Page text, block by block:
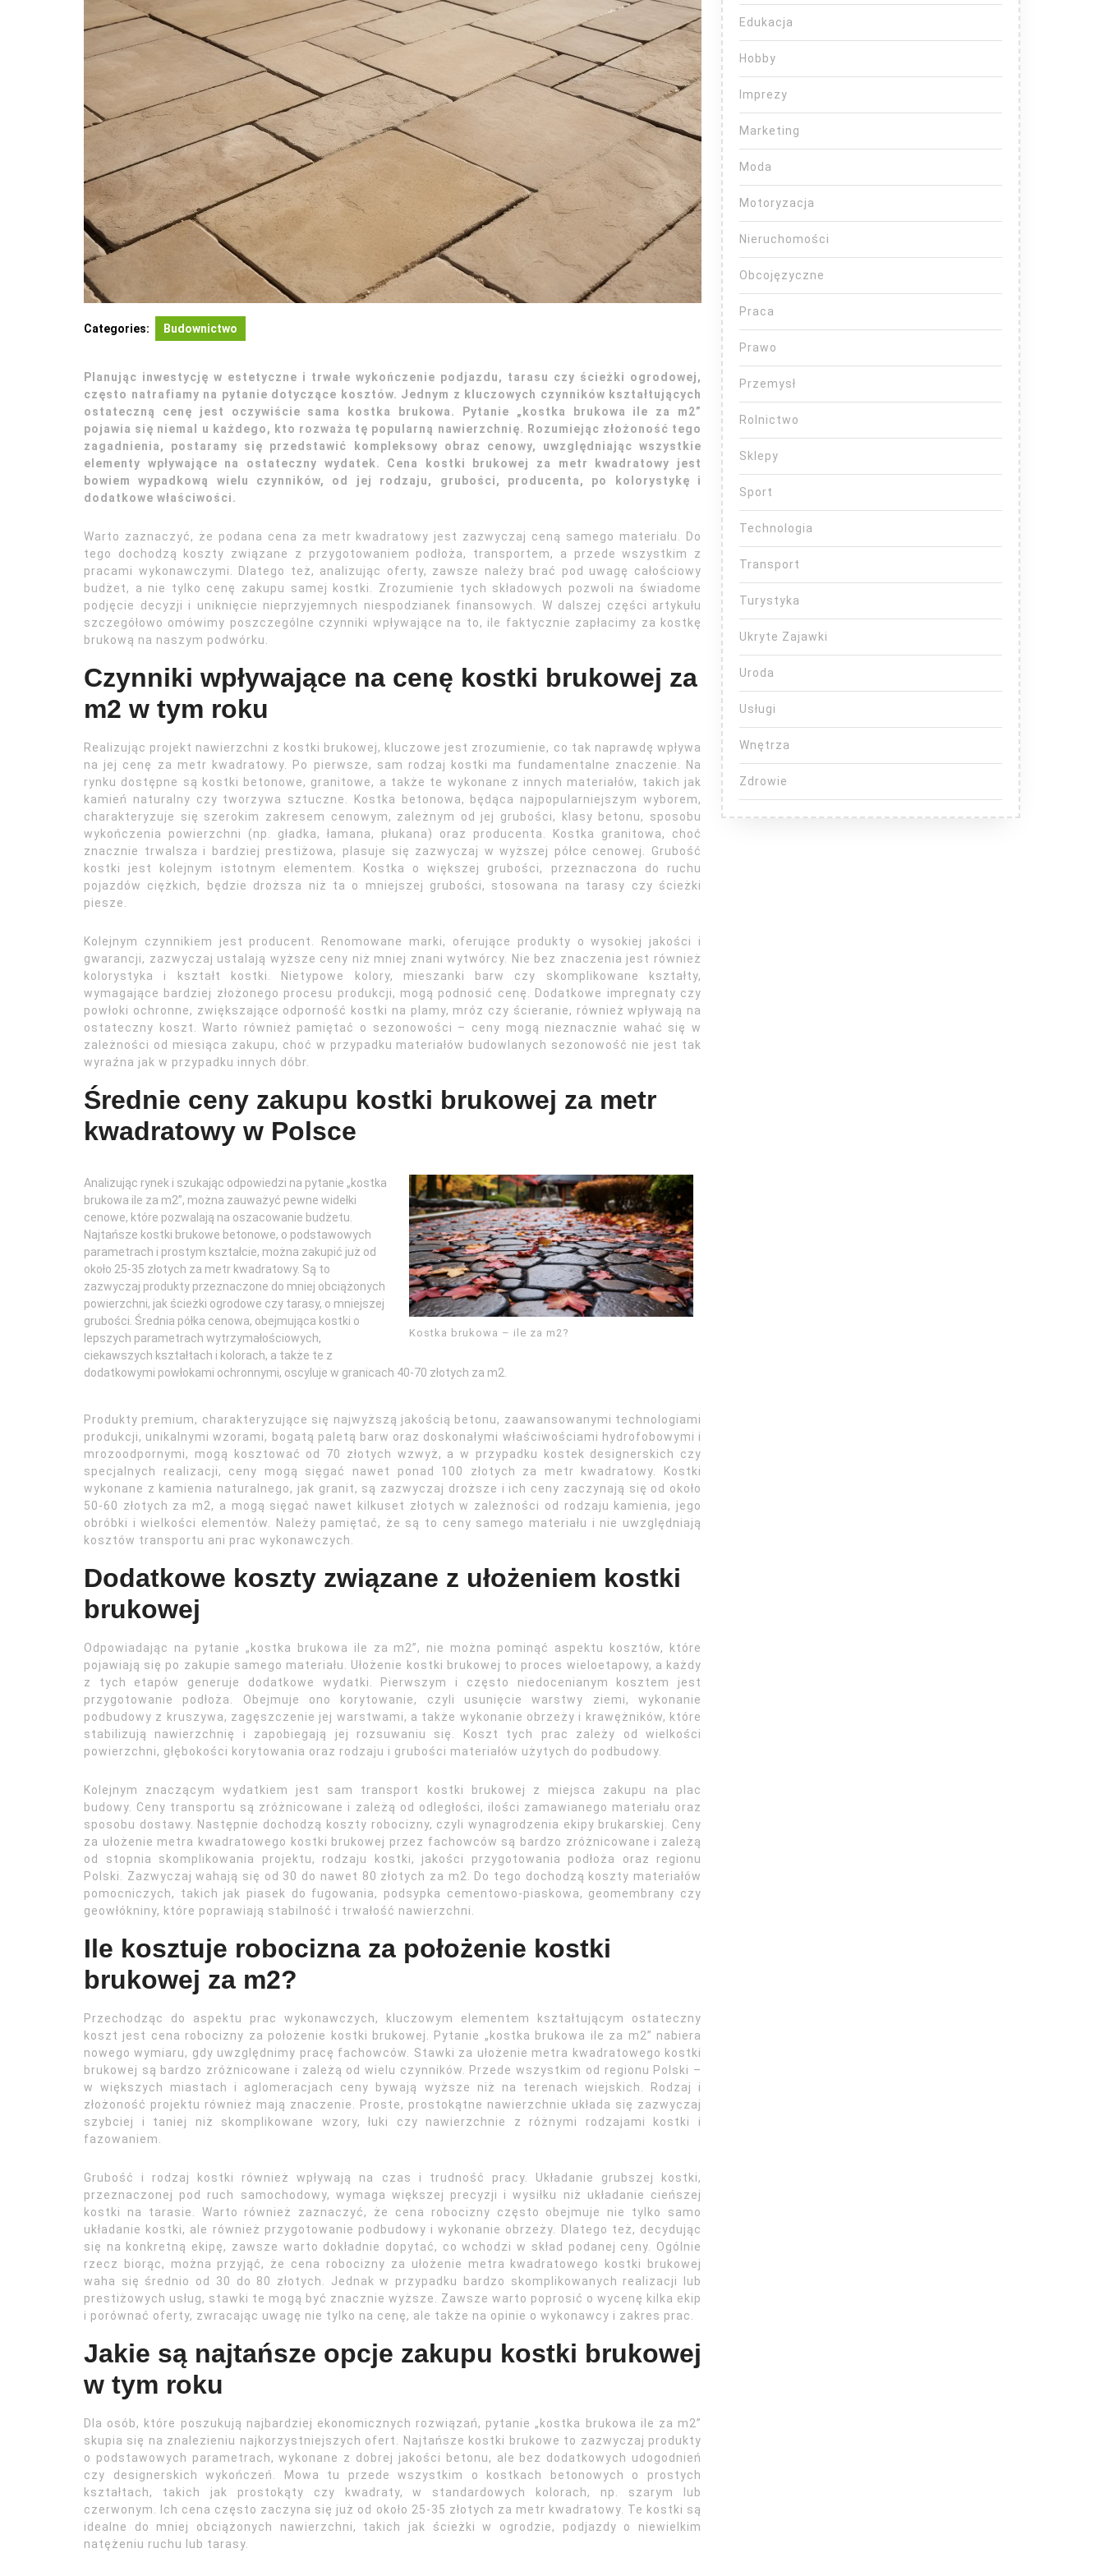
Categories: Budownictwo
Planując inwestycję w estetyczne i trwałe wykończenie podjazdu, tarasu czy ścieżki ogrodowej,
często natrafiamy na pytanie dotyczące kosztów. Jednym z kluczowych czynników kształtujących
ostateczną cenę jest oczywiście sama kostka brukowa. Pytanie „kostka brukowa ile za m2”
pojawia się niemal u każdego, kto rozważa tę popularną nawierzchnię. Rozumiejąc złożoność tego
zagadnienia, postaramy się przedstawić kompleksowy obraz cenowy, uwzględniając wszystkie
elementy wpływające na ostateczny wydatek. Cena kostki brukowej za metr kwadratowy jest
bowiem wypadkową wielu czynników, od jej rodzaju, grubości, producenta, po kolorystykę i
dodatkowe właściwości.
Warto zaznaczyć, że podana cena za metr kwadratowy jest zazwyczaj ceną samego materiału. Do
tego dochodzą koszty związane z przygotowaniem podłoża, transportem, a przede wszystkim z
pracami wykonawczymi. Dlatego też, analizując oferty, zawsze należy brać pod uwagę całościowy
budżet, a nie tylko cenę zakupu samej kostki. Zrozumienie tych składowych pozwoli na świadome
podjęcie decyzji i uniknięcie nieprzyjemnych niespodzianek finansowych. W dalszej części artykułu
szczegółowo omówimy poszczególne czynniki wpływające na to, ile faktycznie zapłacimy za kostkę
brukową na naszym podwórku.
Czynniki wpływające na cenę kostki brukowej za
m2 w tym roku
Realizując projekt nawierzchni z kostki brukowej, kluczowe jest zrozumienie, co tak naprawdę wpływa
na jej cenę za metr kwadratowy. Po pierwsze, sam rodzaj kostki ma fundamentalne znaczenie. Na
rynku dostępne są kostki betonowe, granitowe, a także te wykonane z innych materiałów, takich jak
kamień naturalny czy tworzywa sztuczne. Kostka betonowa, będąca najpopularniejszym wyborem,
charakteryzuje się szerokim zakresem cenowym, zależnym od jej grubości, klasy betonu, sposobu
wykończenia powierzchni (np. gładka, łamana, płukana) oraz producenta. Kostka granitowa, choć
znacznie trwalsza i bardziej prestiżowa, plasuje się zazwyczaj w wyższej półce cenowej. Grubość
kostki jest kolejnym istotnym elementem. Kostka o większej grubości, przeznaczona do ruchu
pojazdów ciężkich, będzie droższa niż ta o mniejszej grubości, stosowana na tarasy czy ścieżki
piesze.
Kolejnym czynnikiem jest producent. Renomowane marki, oferujące produkty o wysokiej jakości i
gwarancji, zazwyczaj ustalają wyższe ceny niż mniej znani wytwórcy. Nie bez znaczenia jest również
kolorystyka i kształt kostki. Nietypowe kolory, mieszanki barw czy skomplikowane kształty,
wymagające bardziej złożonego procesu produkcji, mogą podnosić cenę. Dodatkowe impregnaty czy
powłoki ochronne, zwiększające odporność kostki na plamy, mróz czy ścieranie, również wpływają na
ostateczny koszt. Warto również pamiętać o sezonowości – ceny mogą nieznacznie wahać się w
zależności od miesiąca zakupu, choć w przypadku materiałów budowlanych sezonowość nie jest tak
wyraźna jak w przypadku innych dóbr.
Średnie ceny zakupu kostki brukowej za metr
kwadratowy w Polsce
Kostka brukowa – ile za m2?
Analizując rynek i szukając odpowiedzi na pytanie „kostka
brukowa ile za m2”, można zauważyć pewne widełki
cenowe, które pozwalają na oszacowanie budżetu.
Najtańsze kostki brukowe betonowe, o podstawowych
parametrach i prostym kształcie, można zakupić już od
około 25-35 złotych za metr kwadratowy. Są to
zazwyczaj produkty przeznaczone do mniej obciążonych
powierzchni, jak ścieżki ogrodowe czy tarasy, o mniejszej
grubości. Średnia półka cenowa, obejmująca kostki o
lepszych parametrach wytrzymałościowych,
ciekawszych kształtach i kolorach, a także te z
dodatkowymi powłokami ochronnymi, oscyluje w granicach 40-70 złotych za m2.
Produkty premium, charakteryzujące się najwyższą jakością betonu, zaawansowanymi technologiami
produkcji, unikalnymi wzorami, bogatą paletą barw oraz doskonałymi właściwościami hydrofobowymi i
mrozoodpornymi, mogą kosztować od 70 złotych wzwyż, a w przypadku kostek designerskich czy
specjalnych realizacji, ceny mogą sięgać nawet ponad 100 złotych za metr kwadratowy. Kostki
wykonane z kamienia naturalnego, jak granit, są zazwyczaj droższe i ich ceny zaczynają się od około
50-60 złotych za m2, a mogą sięgać nawet kilkuset złotych w zależności od rodzaju kamienia, jego
obróbki i wielkości elementów. Należy pamiętać, że są to ceny samego materiału i nie uwzględniają
kosztów transportu ani prac wykonawczych.
Dodatkowe koszty związane z ułożeniem kostki
brukowej
Odpowiadając na pytanie „kostka brukowa ile za m2”, nie można pominąć aspektu kosztów, które
pojawiają się po zakupie samego materiału. Ułożenie kostki brukowej to proces wieloetapowy, a każdy
z tych etapów generuje dodatkowe wydatki. Pierwszym i często niedocenianym kosztem jest
przygotowanie podłoża. Obejmuje ono korytowanie, czyli usunięcie warstwy ziemi, wykonanie
podbudowy z kruszywa, zagęszczenie jej warstwami, a także wykonanie obrzeży i krawężników, które
stabilizują nawierzchnię i zapobiegają jej rozsuwaniu się. Koszt tych prac zależy od wielkości
powierzchni, głębokości korytowania oraz rodzaju i grubości materiałów użytych do podbudowy.
Kolejnym znaczącym wydatkiem jest sam transport kostki brukowej z miejsca zakupu na plac
budowy. Ceny transportu są zróżnicowane i zależą od odległości, ilości zamawianego materiału oraz
sposobu dostawy. Następnie dochodzą koszty robocizny, czyli wynagrodzenia ekipy brukarskiej. Ceny
za ułożenie metra kwadratowego kostki brukowej przez fachowców są bardzo zróżnicowane i zależą
od stopnia skomplikowania projektu, rodzaju kostki, jakości przygotowania podłoża oraz regionu
Polski. Zazwyczaj wahają się od 30 do nawet 80 złotych za m2. Do tego dochodzą koszty materiałów
pomocniczych, takich jak piasek do fugowania, podsypka cementowo-piaskowa, geomembrany czy
geowłókniny, które poprawiają stabilność i trwałość nawierzchni.
Ile kosztuje robocizna za położenie kostki
brukowej za m2?
Przechodząc do aspektu prac wykonawczych, kluczowym elementem kształtującym ostateczny
koszt jest cena robocizny za położenie kostki brukowej. Pytanie „kostka brukowa ile za m2” nabiera
nowego wymiaru, gdy uwzględnimy pracę fachowców. Stawki za ułożenie metra kwadratowego kostki
brukowej są bardzo zróżnicowane i zależą od wielu czynników. Przede wszystkim od regionu Polski –
w większych miastach i aglomeracjach ceny bywają wyższe niż na terenach wiejskich. Rodzaj i
złożoność projektu również mają znaczenie. Proste, prostokątne nawierzchnie układa się zazwyczaj
szybciej i taniej niż skomplikowane wzory, łuki czy nawierzchnie z różnymi rodzajami kostki i
fazowaniem.
Grubość i rodzaj kostki również wpływają na czas i trudność pracy. Układanie grubszej kostki,
przeznaczonej pod ruch samochodowy, wymaga większej precyzji i wysiłku niż układanie cieńszej
kostki na tarasie. Warto również zaznaczyć, że cena robocizny często obejmuje nie tylko samo
układanie kostki, ale również przygotowanie podbudowy i wykonanie obrzeży. Dlatego też, decydując
się na konkretną ekipę, zawsze warto dokładnie dopytać, co wchodzi w skład podanej ceny. Ogólnie
rzecz biorąc, można przyjąć, że cena robocizny za ułożenie metra kwadratowego kostki brukowej
waha się średnio od 30 do 80 złotych. Jednak w przypadku bardzo skomplikowanych realizacji lub
prestiżowych usług, stawki te mogą być znacznie wyższe. Zawsze warto poprosić o wycenę kilka ekip
i porównać oferty, zwracając uwagę nie tylko na cenę, ale także na opinie o wykonawcy i zakres prac.
Jakie są najtańsze opcje zakupu kostki brukowej
w tym roku
Dla osób, które poszukują najbardziej ekonomicznych rozwiązań, pytanie „kostka brukowa ile za m2”
skupia się na znalezieniu najkorzystniejszych ofert. Najtańsze kostki brukowe to zazwyczaj produkty
o podstawowych parametrach, wykonane z dobrej jakości betonu, ale bez dodatkowych udogodnień
czy designerskich wykończeń. Mowa tu przede wszystkim o kostkach betonowych o prostych
kształtach, takich jak prostokąty czy kwadraty, w standardowych kolorach, np. szarym lub
czerwonym. Ich cena często zaczyna się już od około 25-35 złotych za metr kwadratowy. Te kostki są
idealne do mniej obciążonych nawierzchni, takich jak ścieżki w ogrodzie, podjazdy o niewielkim
natężeniu ruchu lub tarasy.
Edukacja
Hobby
Imprezy
Marketing
Moda
Motoryzacja
Nieruchomości
Obcojęzyczne
Praca
Prawo
Przemysł
Rolnictwo
Sklepy
Sport
Technologia
Transport
Turystyka
Ukryte Zajawki
Uroda
Usługi
Wnętrza
Zdrowie